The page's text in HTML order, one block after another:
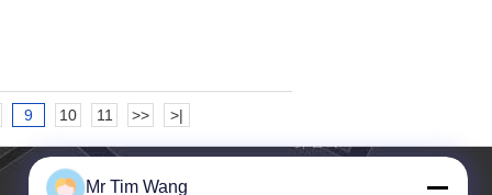
9 10 11 >> >|
Mr Tim Wang